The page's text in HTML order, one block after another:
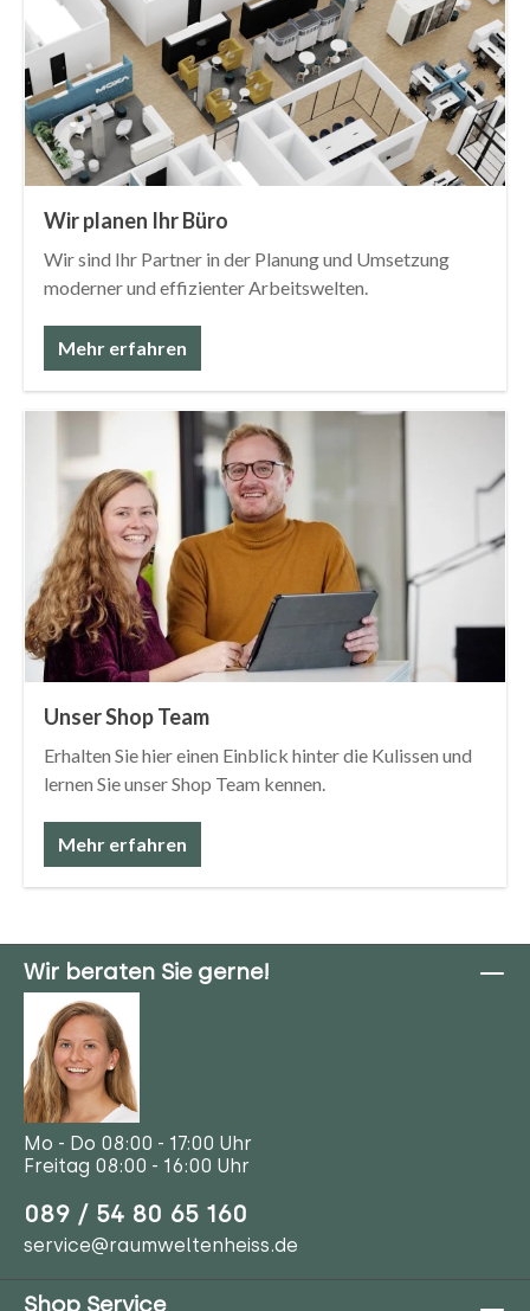
Wir planen Ihr Büro
Wir sind Ihr Partner in der Planung und Umsetzung
moderner und effizienter Arbeitswelten.
Mehr erfahren
Unser Shop Team
Erhalten Sie hier einen Einblick hinter die Kulissen und
lernen Sie unser Shop Team kennen.
Mehr erfahren
Wir beraten Sie gerne!
Mo - Do 08:00 - 17:00 Uhr
Freitag 08:00 - 16:00 Uhr
089 / 54 80 65 160
service@raumweltenheiss.de
Shop Service